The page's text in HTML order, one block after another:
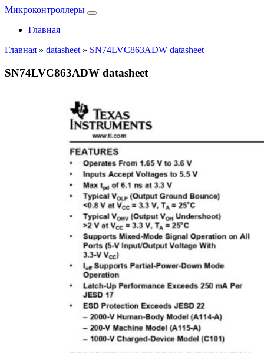
Микроконтроллеры
Главная
Главная » datasheet » SN74LVC863ADW datasheet
SN74LVC863ADW datasheet